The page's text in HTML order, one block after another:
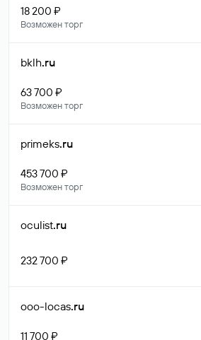
18 200 ₽
Возможен торг
bklh.ru
63 700 ₽
Возможен торг
primeks.ru
453 700 ₽
Возможен торг
oculist.ru
232 700 ₽
ooo-locas.ru
11 700 ₽